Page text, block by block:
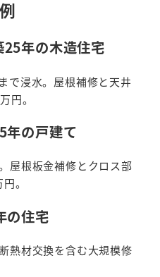
年の木造住宅
で浸水。屋根補修と天井
円。
の戸建て
屋根板金補修とクロス部
。
の住宅
熱材交換を含む大規模修